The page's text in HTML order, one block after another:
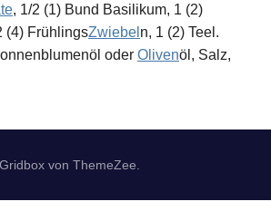
, 1/2 (1) Bund Basilikum, 1 (2)
(4) FrühlingsZwiebel n, 1 (2) Teel.
oder Olivenöl, Salz,
von ThemeZee.